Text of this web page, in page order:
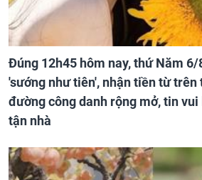
Đúng 12h45 hôm nay, thứ Năm
'sướng như tiên', nhận tiền từ trên
đường công danh rộng mở, tin
tận nhà